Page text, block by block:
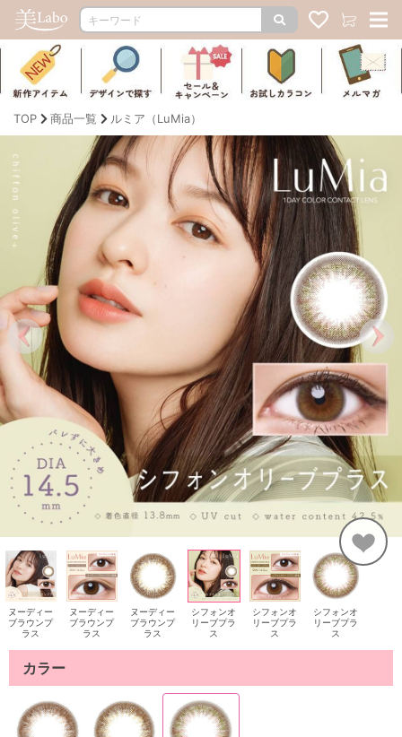
TOP 商品一覧 ルミア（LuMia）
ヌーディー
ブラウンプ
ラス
ヌーディー
ブラウンプ
ラス
ヌーディー
ブラウンプ
ラス
シフォンオ
リーブプラ
ス
シフォンオ
リーブプラ
ス
シフォンオ
リーブプラ
ス
カラー